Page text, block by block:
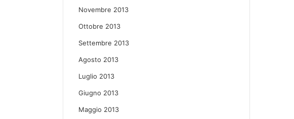
Novembre 2013
Ottobre 2013
Settembre 2013
Agosto 2013
Luglio 2013
Giugno 2013
Maggio 2013